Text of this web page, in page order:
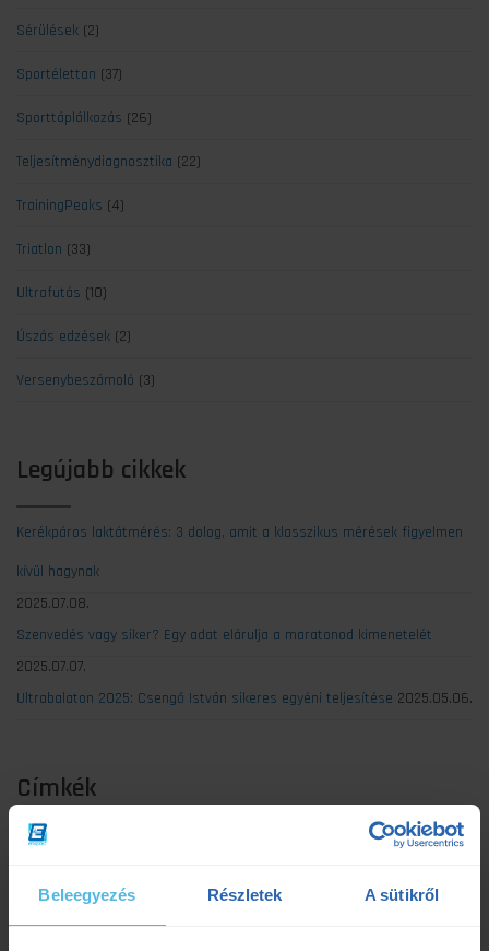
Beleegyezés Részletek A sütikről
Sérülések (2)
Sportélettan (37)
Sporttáplálkozás (26)
Teljesítménydiagnosztika (22)
TrainingPeaks (4)
Triatlon (33)
Ultrafutás (10)
Úszás edzések (2)
Versenybeszámoló (3)
Legújabb cikkek
Kerékpáros laktátmérés: 3 dolog, amit a klasszikus mérések figyelmen
kívül hagynak
2025.07.08.
Szenvedés vagy siker? Egy adat elárulja a maratonod kimenetelét
2025.07.07.
Ultrabalaton 2025: Csengő István sikeres egyéni teljesítése 2025.05.06.
Címkék